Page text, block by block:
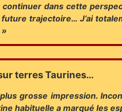
dans cette
trajectoire… J’ai
terres Taurines…
grosse impression.
habituelle a marqué les